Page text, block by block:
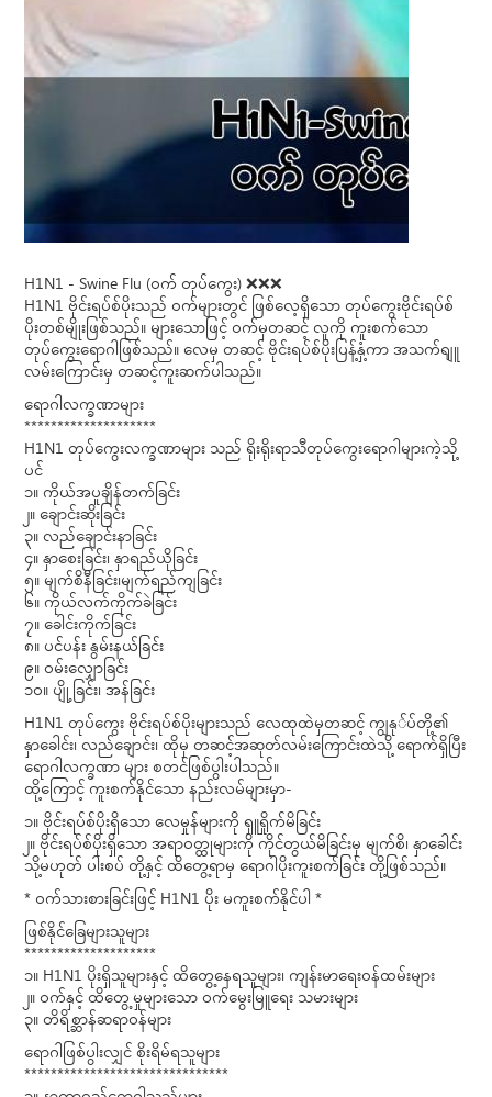
H1N1 - Swine Flu (ဝက် တုပ်ကွေး) ❌❌❌
H1N1 ဗိုင်းရပ်စ်ပိုးသည် ဝက်များတွင် ဖြစ်လေ့ရှိသော တုပ်ကွေးဗိုင်းရပ်စ်
ပိုးတစ်မျိုးဖြစ်သည်။ များသောဖြင့် ဝက်မှတဆင့် လူကို ကူးစက်သော
တုပ်ကွေးရောဂါဖြစ်သည်။ လေမှ တဆင့် ဗိုင်းရပ်စ်ပိုးပြန့်နှံ့ကာ အသက်ရျူ
လမ်းကြောင်းမှ တဆင့်ကူးဆက်ပါသည်။
ရောဂါလက္ခဏာများ
********************
H1N1 တုပ်ကွေးလက္ခဏာများ သည် ရိုးရိုးရာသီတုပ်ကွေးရောဂါများကဲ့သို့
ပင်
၁။ ကိုယ်အပူချိန်တက်ခြင်း
၂။ ချောင်းဆိုးခြင်း
၃။ လည်ချောင်းနာခြင်း
၄။ နှာစေးခြင်း၊ နှာရည်ယိုခြင်း
၅။ မျက်စိနီခြင်း၊မျက်ရည်ကျခြင်း
၆။ ကိုယ်လက်ကိုက်ခဲခြင်း
၇။ ခေါင်းကိုက်ခြင်း
၈။ ပင်ပန်း နွမ်းနယ်ခြင်း
၉။ ဝမ်းလျှောခြင်း
၁၀။ ပျို့ခြင်း၊ အန်ခြင်း
H1N1 တုပ်ကွေး ဗိုင်းရပ်စ်ပိုးများသည် လေထုထဲမှတဆင့် ကျွနု်ပ်တို့၏
နှာခေါင်း၊ လည်ချောင်း၊ ထိုမှ တဆင့်အဆုတ်လမ်းကြောင်းထဲသို့ ရောက်ရှိပြီး
ရောဂါလက္ခဏာ များ စတင်ဖြစ်ပွါးပါသည်။
ထို့ကြောင့် ကူးစက်နိုင်သော နည်းလမ်များမှာ-
၁။ ဗိုင်းရပ်စ်ပိုးရှိသော လေမှုန်များကို ရှူရှိုက်မိခြင်း
၂။ ဗိုင်းရပ်စ်ပိုးရှိသော အရာဝတ္ထုများကို ကိုင်တွယ်မိခြင်းမှ မျက်စိ၊ နှာခေါင်း
သို့မဟုတ် ပါးစပ် တို့နှင့် ထိတွေ့ရာမှ ရောဂါပိုးကူးစက်ခြင်း တို့ဖြစ်သည်။
* ဝက်သားစားခြင်းဖြင့် H1N1 ပိုး မကူးစက်နိုင်ပါ *
ဖြစ်နိုင်ခြေများသူများ
********************
၁။ H1N1 ပိုးရှိသူများနှင့် ထိတွေ့နေရသူများ၊ ကျန်းမာရေးဝန်ထမ်းများ
၂။ ဝက်နှင့် ထိတွေ့မှုများသော ဝက်မွေးမြူရေး သမားများ
၃။ တိရိစ္ဆာန်ဆရာဝန်များ
ရောဂါဖြစ်ပွါးလျှင် စိုးရိမ်ရသူများ
*******************************